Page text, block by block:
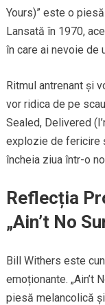
Yours)” este o
Lansată în 1970,
în care ai nevoie de
Ritmul antrenant și
vor ridica de pe
Sealed, Delivered
explozie de fericire
încheia ziua într-o
Reflecția
„Ain’t No
Bill Withers este
emoționante. „Ain’t
piesă melancolică